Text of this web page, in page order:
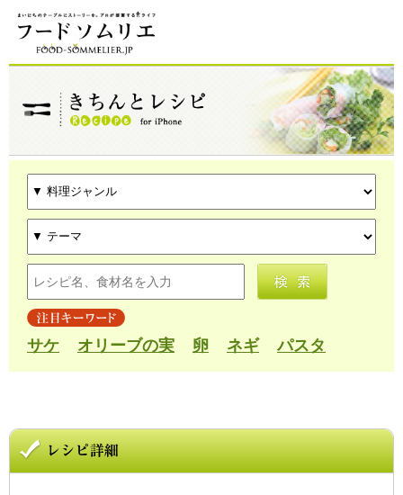
サケ オリーブの実 卵 ネギ パスタ